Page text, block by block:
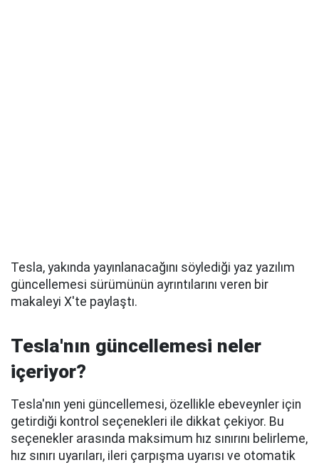
Tesla, yakında yayınlanacağını söylediği yaz yazılım
güncellemesi sürümünün ayrıntılarını veren bir
makaleyi X'te paylaştı.
Tesla'nın güncellemesi neler
içeriyor?
Tesla'nın yeni güncellemesi, özellikle ebeveynler için
getirdiği kontrol seçenekleri ile dikkat çekiyor. Bu
seçenekler arasında maksimum hız sınırını belirleme,
hız sınırı uyarıları, ileri çarpışma uyarısı ve otomatik